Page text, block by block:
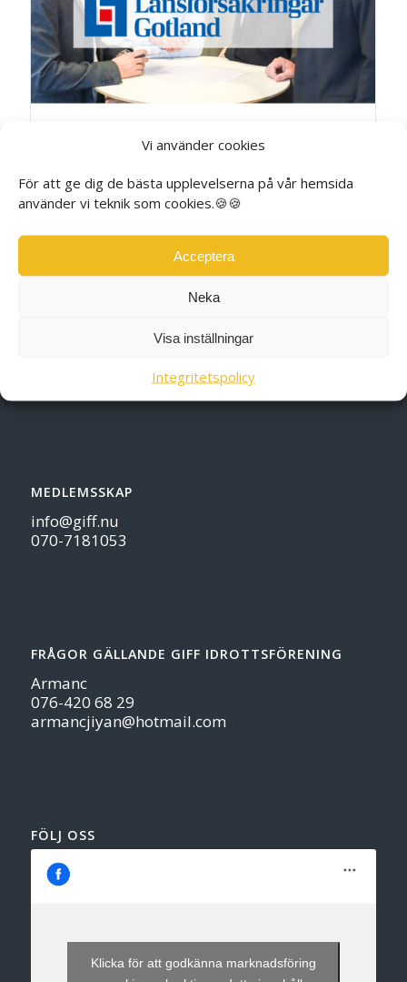
Vi använder cookies
För att ge dig de bästa upplevelserna på vår hemsida
använder vi teknik som cookies.🍪🍪
Acceptera
Neka
Visa inställningar
Integritetspolicy
Länsförsäkringar Gotland
info@giff.nu
MEDLEMSSKAP
info@giff.nu
070-7181053
FRÅGOR GÄLLANDE GIFF IDROTTSFÖRENING
Armanc
076-420 68 29
armancjiyan@hotmail.com
FÖLJ OSS
Klicka för att godkänna marknadsföring